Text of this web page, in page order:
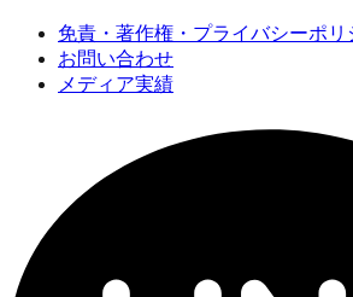
免責・著作権・プライバシーポリ
お問い合わせ
メディア実績